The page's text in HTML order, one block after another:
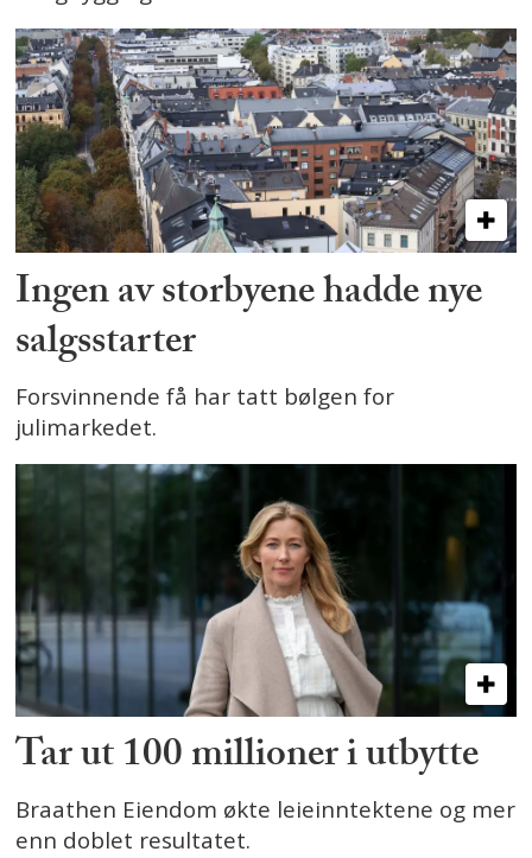
Ingen av storbyene hadde nye
salgsstarter
Forsvinnende få har tatt bølgen for
julimarkedet.
Tar ut 100 millioner i utbytte
Braathen Eiendom økte leieinntektene og mer
enn doblet resultatet.